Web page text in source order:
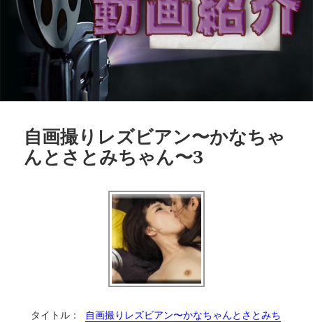
自画撮りレズビアン〜かなちゃ
んとさとみちゃん〜3
タイトル： 自画撮りレズビアン〜かなちゃんとさとみち